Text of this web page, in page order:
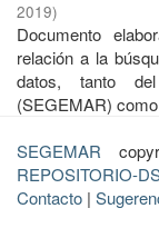
2019)
Documento
relación a la
datos, tanto
(SEGEMAR)
SEGEMAR
REPOSITORIO-
Contacto |